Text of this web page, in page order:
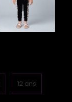
12 ans